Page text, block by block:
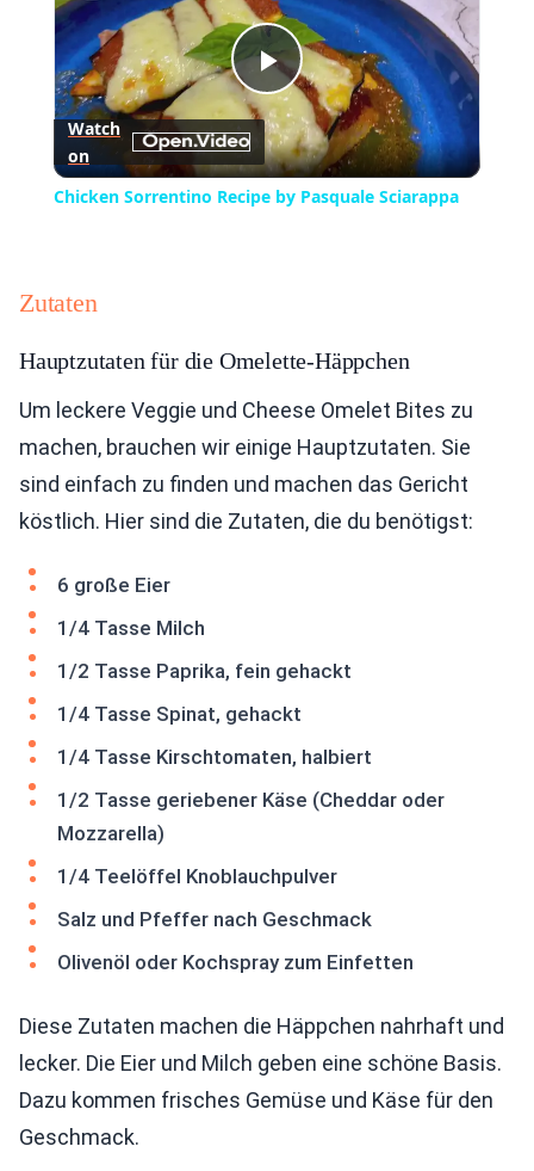
Play
Video
Watch
on
Chicken Sorrentino Recipe by Pasquale Sciarappa
Zutaten
Hauptzutaten für die Omelette-Häppchen
Um leckere Veggie und Cheese Omelet Bites zu
machen, brauchen wir einige Hauptzutaten. Sie
sind einfach zu finden und machen das Gericht
köstlich. Hier sind die Zutaten, die du benötigst:
6 große Eier
1/4 Tasse Milch
1/2 Tasse Paprika, fein gehackt
1/4 Tasse Spinat, gehackt
1/4 Tasse Kirschtomaten, halbiert
1/2 Tasse geriebener Käse (Cheddar oder
Mozzarella)
1/4 Teelöffel Knoblauchpulver
Salz und Pfeffer nach Geschmack
Olivenöl oder Kochspray zum Einfetten
Diese Zutaten machen die Häppchen nahrhaft und
lecker. Die Eier und Milch geben eine schöne Basis.
Dazu kommen frisches Gemüse und Käse für den
Geschmack.